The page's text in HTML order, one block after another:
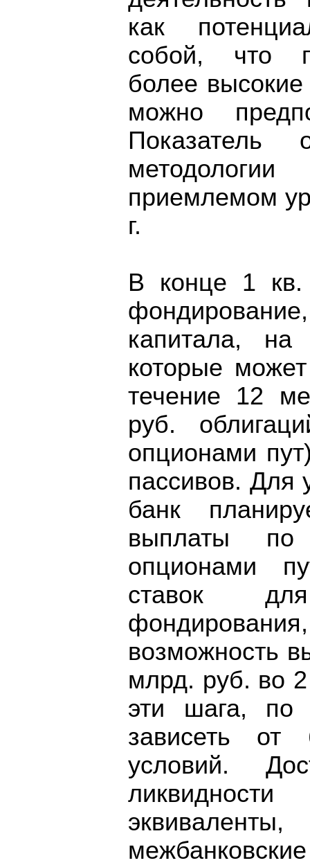
как
собой, что
более
можно
Показатель
приемлемом
г.
В конце 1 кв.
капитала,
которые
течение 12
руб.
опционами
пассивов. Для
банк
выплаты
опционами
ставок
возможность
млрд. руб. во
эти шага, по
зависеть от
условий.